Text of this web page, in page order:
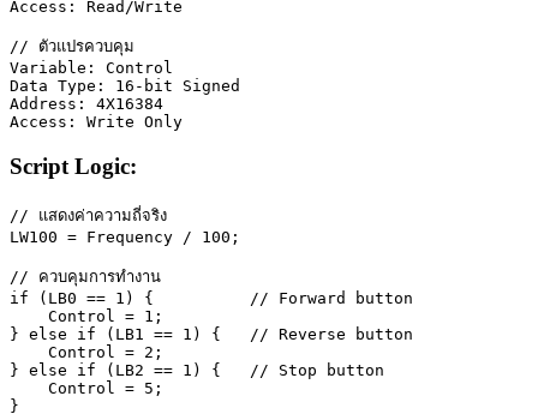
Access : Read /Write
// ตัวแปรควบคุม
Variable : Control
Data Type : 16 - bit Signed
Address : 4X16384
Access : Write Only
Script Logic:
// แสดงค่าความถี่จริง
LW100 = Frequency / 100 ;
// ควบคุมการทำงาน
if ( LB0 == 1 ) {
// Forward button
    Control
= 1 ;
} else if ( LB1 == 1 ) {
// Reverse button
    Control
= 2 ;
} else if ( LB2 == 1 ) {
// Stop button
    Control
= 5 ;
}